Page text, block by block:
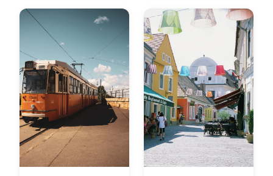
míst rozprostřených
podél Dunaje, a vaše
přístaviště je přiděleno
pro každý spoj. Zde je
místo, kde se každá
linka parkuje, a jak se
dostanete z letiště
BUD na správné
nábřeží.
míst rozprostřených
podél Dunaje, a vaše
přístaviště je přiděleno
pro každý spoj. Zde je
místo, kde se každá
linka parkuje, a jak se
dostanete z letiště
BUD na správné
nábřeží.